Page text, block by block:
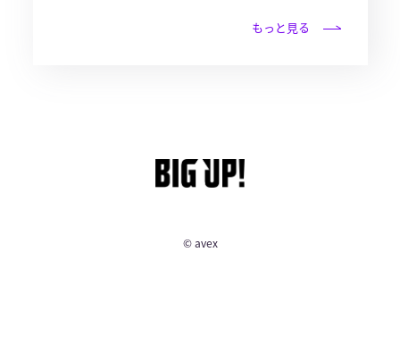
もっと見る
© avex